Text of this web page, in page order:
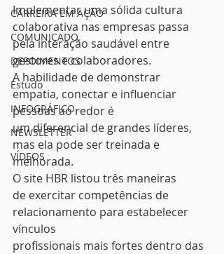
CARREIRA EM AÇÃO
COMUNICADO
DEPOIMENTOS
Estudo
INFOGRÁFICO
NEWSLETTER
VÍDEOS
Implementar uma sólida cultura
colaborativa nas empresas passa
pela interação saudável entre
gestores e colaboradores.
A habilidade de demonstrar
empatia, conectar e influenciar
pessoas ao redor é
um diferencial de grandes líderes,
mas ela pode ser treinada e
melhorada.
O site HBR listou três maneiras
de exercitar competências de
relacionamento para estabelecer
vínculos
profissionais mais fortes dentro das